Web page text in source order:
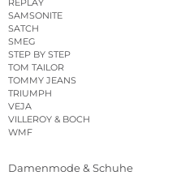
REPLAY
SAMSONITE
SATCH
SMEG
STEP BY STEP
TOM TAILOR
TOMMY JEANS
TRIUMPH
VEJA
VILLEROY & BOCH
WMF
Damenmode & Schuhe